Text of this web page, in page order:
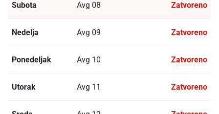
Subota Avg 08 Zatvoreno
Nedelja Avg 09 Zatvoreno
Ponedeljak Avg 10 Zatvoreno
Utorak Avg 11 Zatvoreno